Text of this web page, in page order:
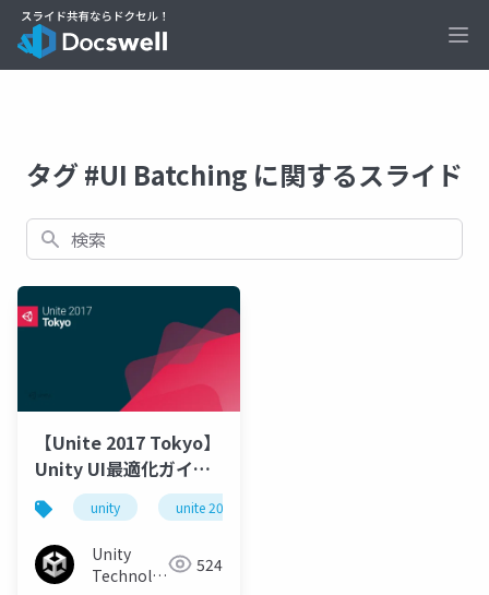
タグ #UI Batching に関するスライド
検索
【Unite 2017 Tokyo】
Unity UI最適化ガイド
〜ベストプラクティス
と新機能
unity unite 2017 tokyo
Unity
Technologies 524